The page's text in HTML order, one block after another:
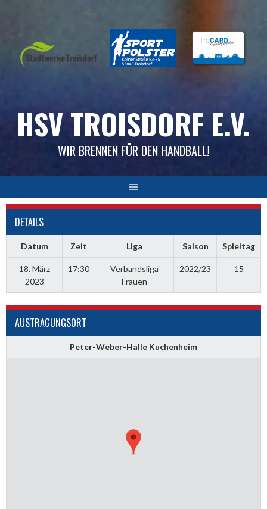
HSV TROISDORF E.V.
WIR BRENNEN FÜR DEN HANDBALL!
DETAILS
Datum Zeit Liga Saison Spieltag
18. März
2023
17:30
Verbandsliga
Frauen
2022/23 15
AUSTRAGUNGSORT
Peter-Weber-Halle Kuchenheim